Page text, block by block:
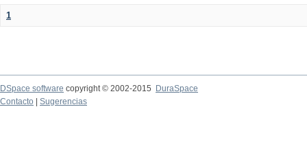
1
DSpace software copyright © 2002-2015
DuraSpace
Contacto
Sugerencias